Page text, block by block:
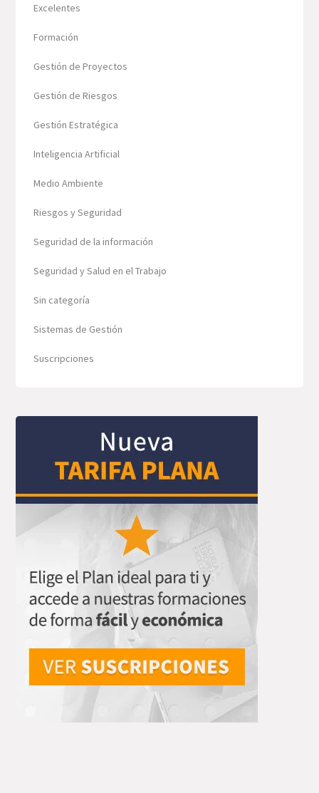
Excelentes
Formación
Gestión de Proyectos
Gestión de Riesgos
Gestión Estratégica
Inteligencia Artificial
Medio Ambiente
Riesgos y Seguridad
Seguridad de la información
Seguridad y Salud en el Trabajo
Sin categoría
Sistemas de Gestión
Suscripciones